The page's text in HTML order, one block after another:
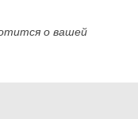
о вашей